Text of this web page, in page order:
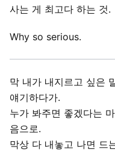
사는 게 최고다 하는 것.
Why so serious.
막 내가 내지르고 싶은
얘기하다가.
누가 봐주면 좋겠다는
음으로.
막상 다 내놓고 나면 드